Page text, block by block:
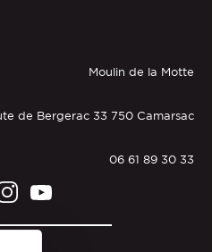
Moulin de la Motte
de Bergerac 33 750 Camarsac
06 61 89 30 33